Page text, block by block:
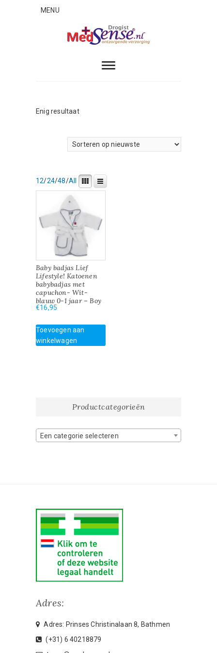
MENU
Enig resultaat
12/24/48/All
Baby badjas Lief
Lifestyle! Katoenen
babybadjas met
capuchon- Wit-
blauw 0-1 jaar – Boy
€16,95
Toevoegen aan
winkelwagen
Productcategorieën
Een categorie selecteren
Adres:
Adres: Prinses Christinalaan 8, Bathmen
(+31) 6 40218879